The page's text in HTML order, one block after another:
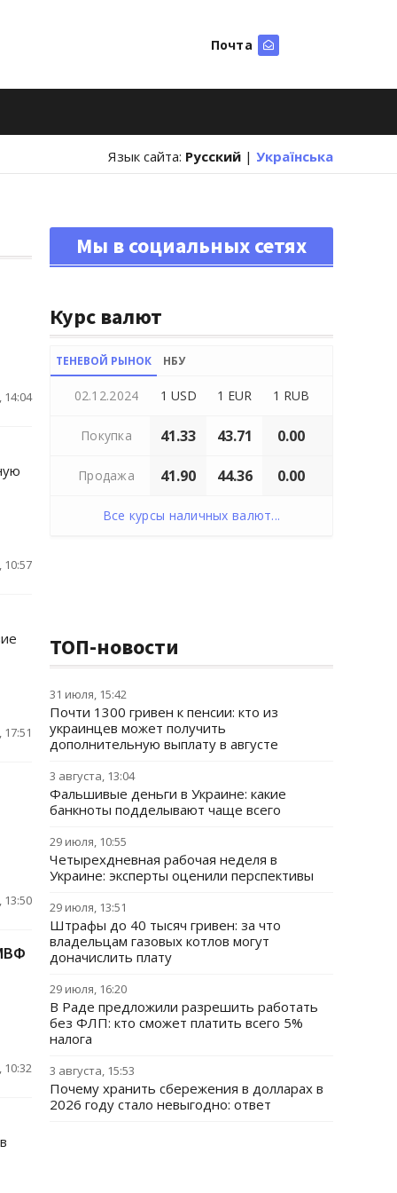
Почта
Язык сайта: Русский | Українська
14:04
10:57
13:50
10:32
Мы в социальных сетях
Курс валют
ТЕНЕВОЙ РЫНОК НБУ
02.12.2024 1 USD 1 EUR 1 RUB
Покупка 41.33 43.71 0.00
Продажа 41.90 44.36 0.00
Все курсы наличных валют...
ТОП-новости
31 июля, 15:42
Почти 1300 гривен к пенсии: кто из
украинцев может получить
дополнительную выплату в августе
3 августа, 13:04
Фальшивые деньги в Украине: какие
банкноты подделывают чаще всего
29 июля, 10:55
Четырехдневная рабочая неделя в
Украине: эксперты оценили перспективы
29 июля, 13:51
Штрафы до 40 тысяч гривен: за что
владельцам газовых котлов могут
доначислить плату
29 июля, 16:20
В Раде предложили разрешить работать
без ФЛП: кто сможет платить всего 5%
налога
3 августа, 15:53
Почему хранить сбережения в долларах в
2026 году стало невыгодно: ответ